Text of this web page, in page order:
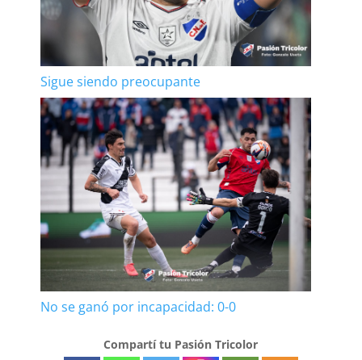
Sigue siendo preocupante
No se ganó por incapacidad: 0-0
Compartí tu Pasión Tricolor